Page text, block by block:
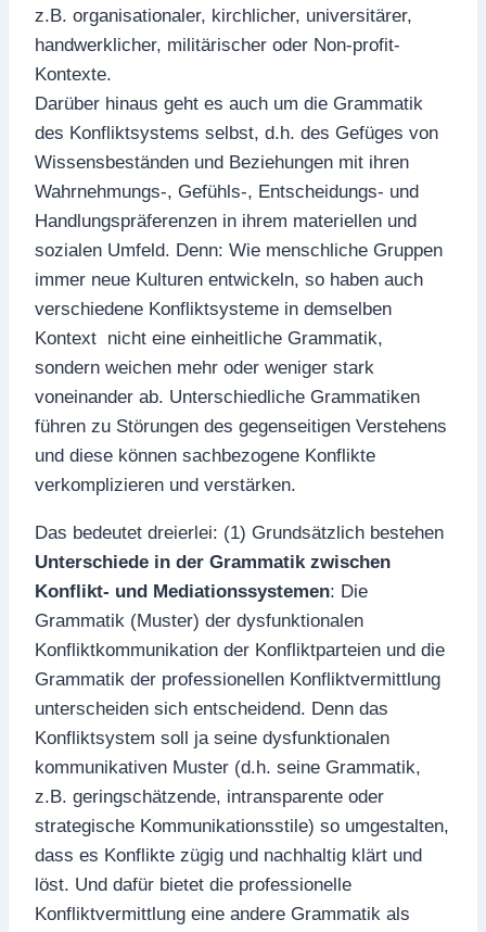
z.B. organisationaler, kirchlicher, universitärer,
handwerklicher, militärischer oder Non-profit-
Kontexte.
Darüber hinaus geht es auch um die Grammatik
des Konfliktsystems selbst, d.h. des Gefüges von
Wissensbeständen und Beziehungen mit ihren
Wahrnehmungs-, Gefühls-, Entscheidungs- und
Handlungspräferenzen in ihrem materiellen und
sozialen Umfeld. Denn: Wie menschliche Gruppen
immer neue Kulturen entwickeln, so haben auch
verschiedene Konfliktsysteme in demselben
Kontext nicht eine einheitliche Grammatik,
sondern weichen mehr oder weniger stark
voneinander ab. Unterschiedliche Grammatiken
führen zu Störungen des gegenseitigen Verstehens
und diese können sachbezogene Konflikte
verkomplizieren und verstärken.
Das bedeutet dreierlei: (1) Grundsätzlich bestehen
Unterschiede in der Grammatik zwischen
Konflikt- und Mediationssystemen: Die
Grammatik (Muster) der dysfunktionalen
Konfliktkommunikation der Konfliktparteien und die
Grammatik der professionellen Konfliktvermittlung
unterscheiden sich entscheidend. Denn das
Konfliktsystem soll ja seine dysfunktionalen
kommunikativen Muster (d.h. seine Grammatik,
z.B. geringschätzende, intransparente oder
strategische Kommunikationsstile) so umgestalten,
dass es Konflikte zügig und nachhaltig klärt und
löst. Und dafür bietet die professionelle
Konfliktvermittlung eine andere Grammatik als